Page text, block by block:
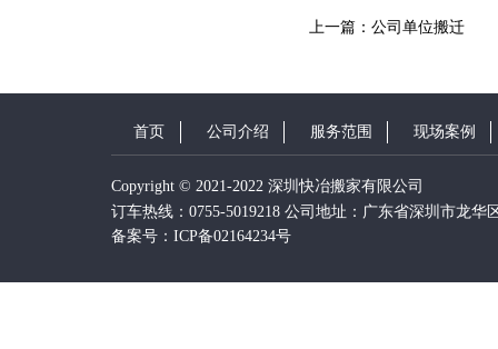
上一篇：公司单位搬迁
首页 公司介绍 服务范围 现场案例
Copyright © 2021-2022 深圳快冶搬家有限公司
订车热线：0755-5019218 公司地址：广东省深圳市龙华
备案号：ICP备02164234号